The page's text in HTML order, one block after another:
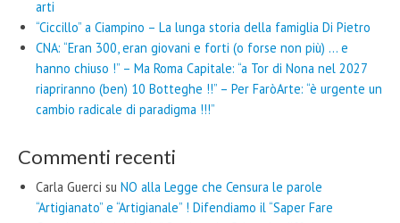
arti
“Ciccillo” a Ciampino – La lunga storia della famiglia Di Pietro
CNA: “Eran 300, eran giovani e forti (o forse non più) … e
hanno chiuso !” – Ma Roma Capitale: “a Tor di Nona nel 2027
riapriranno (ben) 10 Botteghe !!” – Per FaròArte: “è urgente un
cambio radicale di paradigma !!!”
Commenti recenti
Carla Guerci su NO alla Legge che Censura le parole
“Artigianato” e “Artigianale” ! Difendiamo il “Saper Fare